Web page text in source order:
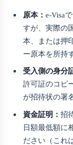
原本：e-Visa
すが、実際の
本、または押
ー原本を所持
受入側の身分
許可証のコピ
が招待状の署
資金証明：招
日額最低額に
ださい（これ